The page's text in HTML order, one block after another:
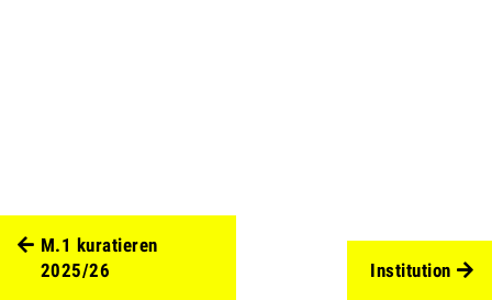
M.1 kuratieren
2025/26
Institution